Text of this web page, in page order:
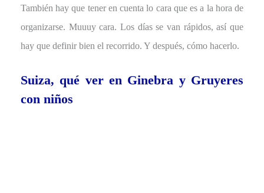
También hay que tener en cuenta lo cara que es a la hora de
organizarse. Muuuy cara. Los días se van rápidos, así que
hay que definir bien el recorrido. Y después, cómo hacerlo.
Suiza, qué ver en Ginebra y Gruyeres
con niños